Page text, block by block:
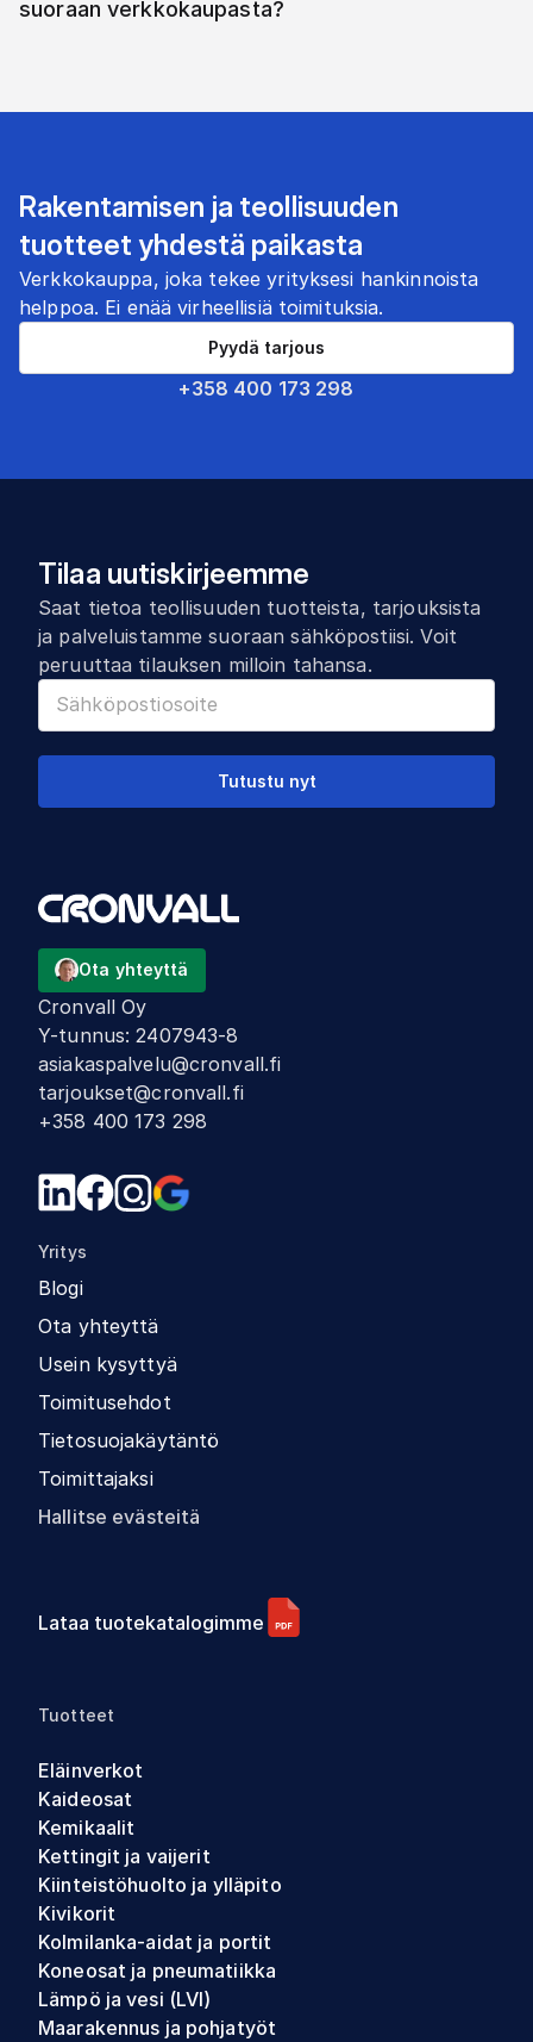
suoraan verkkokaupasta?
Rakentamisen ja teollisuuden
tuotteet yhdestä paikasta
Verkkokauppa, joka tekee yrityksesi hankinnoista
helppoa. Ei enää virheellisiä toimituksia.
+358 400 173 298
Pyydä tarjous
Tilaa uutiskirjeemme
Saat tietoa teollisuuden tuotteista, tarjouksista
ja palveluistamme suoraan sähköpostiisi. Voit
peruuttaa tilauksen milloin tahansa.
Tutustu nyt
Ota yhteyttä
Cronvall Oy
Y-tunnus:2407943-8
asiakaspalvelu@cronvall.fi
tarjoukset@cronvall.fi
+358 400 173 298
Yritys
Blogi
Ota yhteyttä
Usein kysyttyä
Toimitusehdot
Tietosuojakäytäntö
Toimittajaksi
Hallitse evästeitä
Lataa tuotekatalogimme
Tuotteet
Eläinverkot
Kaideosat
Kemikaalit
Kettingit ja vaijerit
Kiinteistöhuolto ja ylläpito
Kivikorit
Kolmilanka-aidat ja portit
Koneosat ja pneumatiikka
Lämpö ja vesi (LVI)
Maarakennus ja pohjatyöt